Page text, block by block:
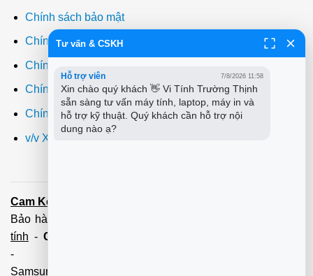
Chính sách bảo mật
Chính sách thanh toán
Chính sách giao hàng
Chính sách đổi trả
Chính sách bảo hành
v/v Xuất hóa đơn đỏ VAT
Cam Kết:
Bảo hành tận tâm - Xuất hóa đơn đỏ đầy đủ
tính - Cài Win Tận Nơi
-
Samsung,Brother,Xeroc,Panasonic): 100 - 180,000 vnđ
Tư vấn & CSKH
Hỗ trợ viên 7/8/2026 11:58
Xin chào quý khách 👋 Vi Tính Trường Thịnh
sẵn sàng tư vấn máy tính, laptop, máy in và
hỗ trợ kỹ thuật. Quý khách cần hỗ trợ nội
dung nào ạ?